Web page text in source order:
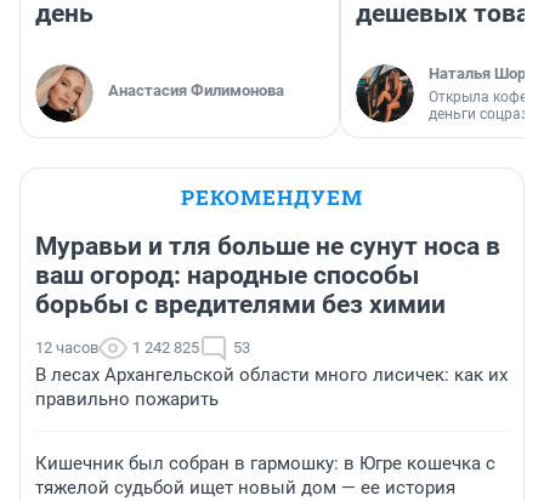
день
Анастасия Филимонова
дешевых
Наталья
Открыла
деньги
РЕКОМЕНДУЕМ
Муравьи и тля больше не сунут носа в
ваш огород: народные способы
борьбы с вредителями без химии
12 часов 1 242 825 53
В лесах Архангельской области много лисичек: как их
правильно пожарить
Кишечник был собран в гармошку: в Югре кошечка с
тяжелой судьбой ищет новый дом — ее история